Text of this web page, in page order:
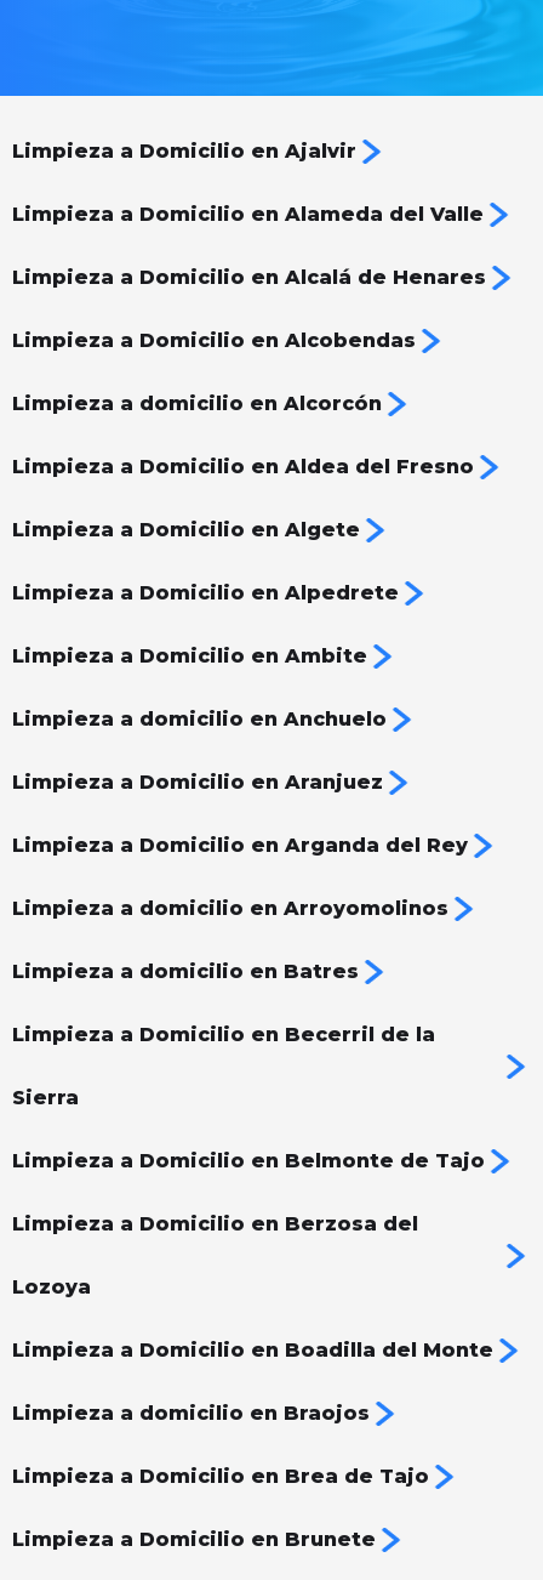
Limpieza a Domicilio en Ajalvir
Limpieza a Domicilio en Alameda del Valle
Limpieza a Domicilio en Alcalá de Henares
Limpieza a Domicilio en Alcobendas
Limpieza a domicilio en Alcorcón
Limpieza a Domicilio en Aldea del Fresno
Limpieza a Domicilio en Algete
Limpieza a Domicilio en Alpedrete
Limpieza a Domicilio en Ambite
Limpieza a domicilio en Anchuelo
Limpieza a Domicilio en Aranjuez
Limpieza a Domicilio en Arganda del Rey
Limpieza a domicilio en Arroyomolinos
Limpieza a domicilio en Batres
Limpieza a Domicilio en Becerril de la
Sierra
Limpieza a Domicilio en Belmonte de Tajo
Limpieza a Domicilio en Berzosa del
Lozoya
Limpieza a Domicilio en Boadilla del Monte
Limpieza a domicilio en Braojos
Limpieza a Domicilio en Brea de Tajo
Limpieza a Domicilio en Brunete